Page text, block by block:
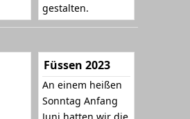
gestalten.
Füssen 2023
An einem heißen
Sonntag Anfang